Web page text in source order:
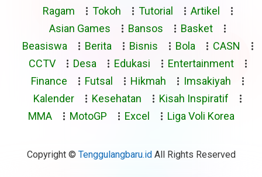
Ragam
Tokoh Tutorial
Artikel
Asian Games
Bansos
Basket
Beasiswa
Berita Bisnis Bola
CASN
CCTV
Desa Edukasi
Entertainment
Finance
Futsal Hikmah
Imsakiyah
Kalender
Kesehatan
Kisah Inspiratif
MMA
MotoGP Excel Liga Voli Korea
Copyright © Tenggulangbaru.idAll Rights Reserved